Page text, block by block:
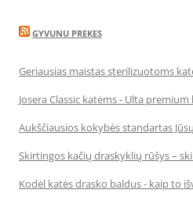
GYVUNU PREKES
Geriausias maistas sterilizuotoms
Josera Classic katėms - Ulta
Aukščiausios kokybės standartas
Skirtingos kačių draskyklių rūšys –
Kodėl katės drasko baldus - kaip to